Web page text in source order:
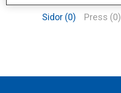
Sidor (0) Press (0)